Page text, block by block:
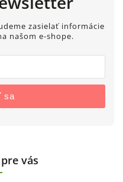
zasielať informácie
našom e-shope.
sa
vás